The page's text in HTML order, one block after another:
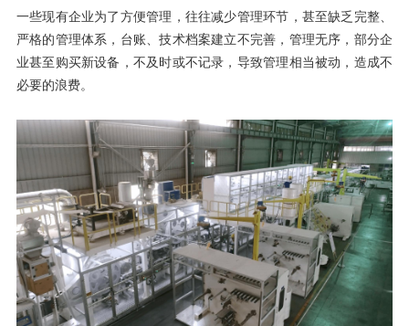
一些现有企业为了方便管理，往往减少管理环节，甚至缺乏完整、
严格的管理体系，台账、技术档案建立不完善，管理无序，部分企
业甚至购买新设备，不及时或不记录，导致管理相当被动，造成不
必要的浪费。